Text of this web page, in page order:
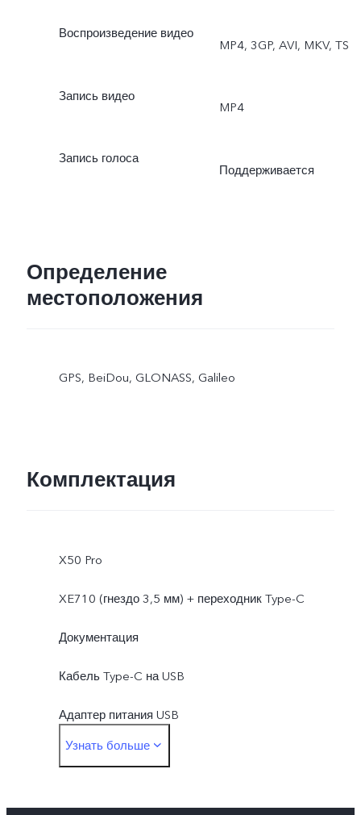
Воспроизведение видео
MP4, 3GP, AVI, MKV, TS
Запись видео
MP4
Запись голоса
Поддерживается
Определение
местоположения
GPS, BeiDou, GLONASS, Galileo
Комплектация
X50 Pro
XE710 (гнездо 3,5 мм) + переходник Type-C
Документация
Кабель Type-C на USB
Адаптер питания USB
Скрепка для извлечения SIM-карты
Узнать больше